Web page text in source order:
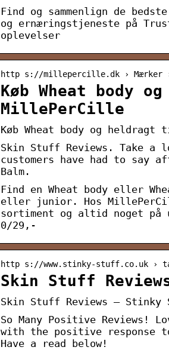
Find og sammenlign de
og ernæringstjeneste på
oplevelser
http s://millepercille.dk › Mærker ›
Køb Wheat body
MillePerCille
Køb Wheat body og heldragt
Skin Stuff Reviews. Take a
customers have had to say
Balm.
Find en Wheat body eller
eller junior. Hos
sortiment og altid noget
0/29,-
http s://www.stinky-stuff.co.uk ›
Skin Stuff
Skin Stuff Reviews – Stinky
So Many Positive Reviews!
with the positive response to
Have a read below!